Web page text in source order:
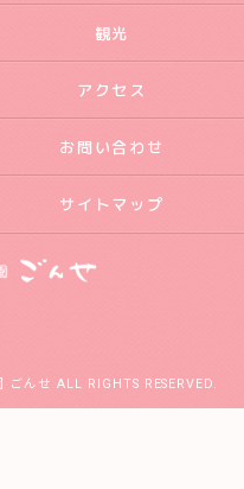
観光
アクセス
お問い合わせ
サイトマップ
んせ ALL RIGHTS RESERVED.